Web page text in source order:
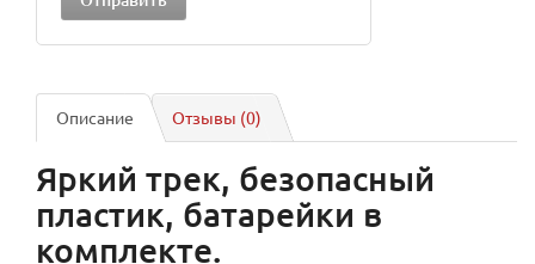
Описание Отзывы (0)
Яркий трек, безопасный
пластик, батарейки в
комплекте.